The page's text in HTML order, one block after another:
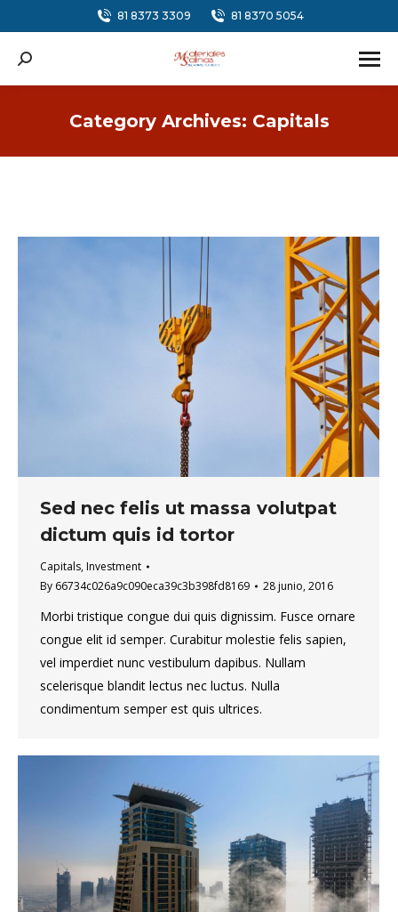
81 8373 3309 81 8370 5054
Search:
Category Archives: Capitals
Sed nec felis ut massa volutpat
dictum quis id tortor
Capitals, Investment
By 66734c026a9c090eca39c3b398fd8169 28 junio, 2016
Morbi tristique congue dui quis dignissim. Fusce ornare
congue elit id semper. Curabitur molestie felis sapien,
vel imperdiet nunc vestibulum dapibus. Nullam
scelerisque blandit lectus nec luctus. Nulla
condimentum semper est quis ultrices.